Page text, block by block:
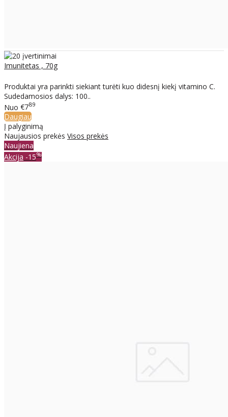
Imunitetas , 70g
Produktai yra parinkti siekiant turėti kuo didesnį kiekį vitamino C.
Sudedamosios dalys: 100..
Nuo €789
Daugiau
Į palyginimą
Naujausios prekės Visos prekės
Naujiena
Akcija -15%